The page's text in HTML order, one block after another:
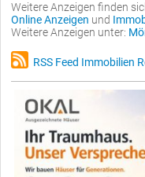
Weitere Anzeigen finden
Online Anzeigen und
Weitere Anzeigen unter:
RSS Feed Immobilien